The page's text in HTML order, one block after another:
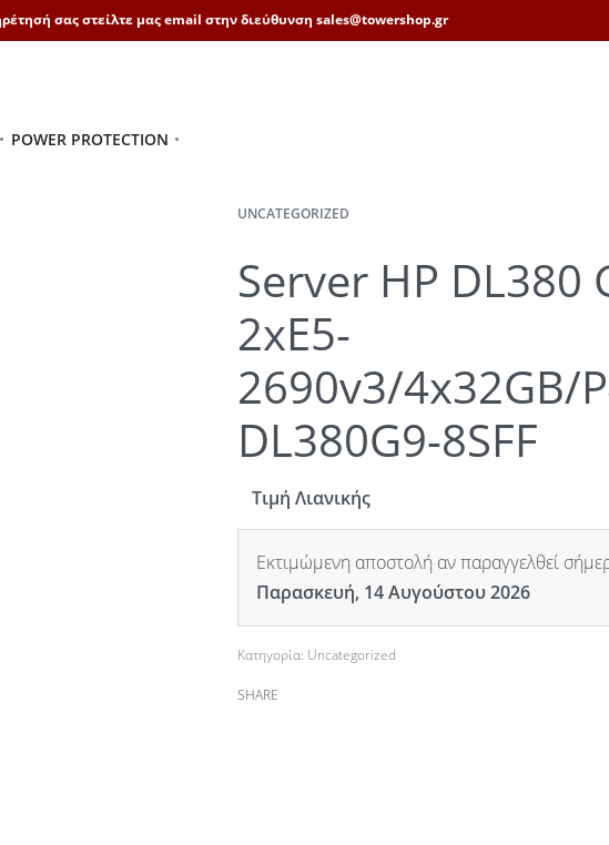
σας στείλτε μας email στην διεύθυνση sales@towershop.gr
POWER PROTECTION
UNCATEGORIZED
Server HP DL380
2xE5-
2690v3/4x32GB/
DL380G9-8SFF
Τιμή Λιανικής
Εκτιμώμενη αποστολή αν παραγγελθεί
Παρασκευή, 14 Αυγούστου 2026
Κατηγορία: Uncategorized
SHARE